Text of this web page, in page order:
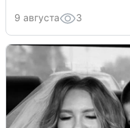
9 августа 3